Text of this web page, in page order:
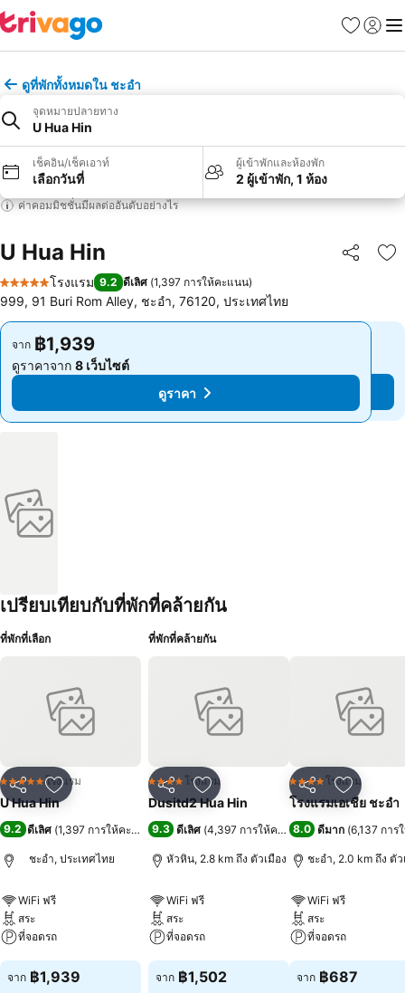
รายการโป
เข้าสู่ร
เมนู
ดูที่พักทั้งหมดใน ชะอำ
จุดหมายปลายทาง
U Hua Hin
เช็คอิน/เช็คเอาท์
เลือกวันที่
ผู้เข้าพักและห้องพัก
2 ผู้เข้าพัก, 1 ห้อง
ค่าคอมมิชชั่นมีผลต่ออันดับอย่างไร
U Hua Hin แชร์
เ
5 ดาว
โรงแรม 9.2 ดีเลิศ (1,397 การให้คะแนน)
999, 91 Buri Rom Alley, ชะอำ, 76120, ประเทศไทย
จาก ฿1,939
ดูราคาจาก 8 เว็บไซต์
ดูราคา
จาก ฿1,939
ดูราคาจาก 8 เว็บไซต์
ดูราคา
เปรียบเทียบกับที่พักที่คล้ายกัน
ที่พักที่เลือก
แชร์ เพิ่มในรายการโปรด
5 ดาว โรงแรม
U Hua Hin
9.2 ดีเลิศ (1,397 การให้คะแนน)
ชะอำ, ประเทศไทย
WiFi ฟรี
สระ
ที่จอดรถ
ดูราคา
จาก ฿1,939
ที่พักที่คล้ายกัน
แชร์ เพิ่มในรายการโปรด
4 ดาว โรงแรม
Dusitd2 Hua Hin
9.3 ดีเลิศ (4,397 การให้คะแนน)
หัวหิน, 2.8 km ถึง ตัวเมือง
WiFi ฟรี
สระ
ที่จอดรถ
ดูราคา
จาก ฿1,502
แชร์ เพิ่มในรา
4 ดาว โรงแรม
โรงแรมเอเชีย ชะอำ
8.0 ดีมาก (6,137 การ
ชะอำ, 2.0 km ถึง ตัว
WiFi ฟรี
สระ
ที่จอดรถ
ดูราคา
จาก ฿687